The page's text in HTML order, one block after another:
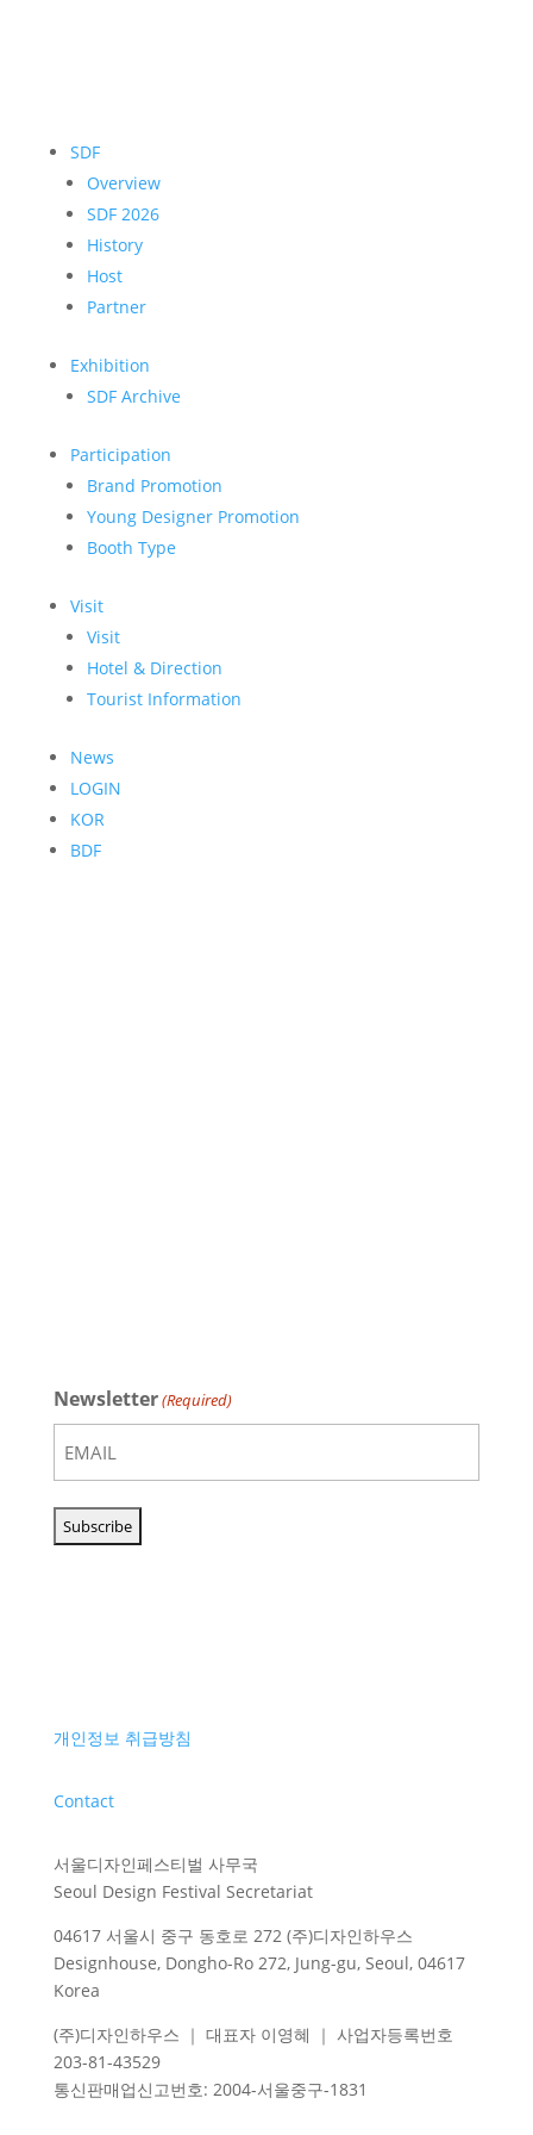
SDF
Overview
SDF 2026
History
Host
Partner
Exhibition
SDF Archive
Participation
Brand Promotion
Young Designer Promotion
Booth Type
Visit
Visit
Hotel & Direction
Tourist Information
News
LOGIN
KOR
BDF
Newsletter(Required)
개인정보 취급방침
Contact
서울디자인페스티벌 사무국
Seoul Design Festival Secretariat
04617 서울시 중구 동호로 272 (주)디자인하우스
Designhouse, Dongho-Ro 272, Jung-gu, Seoul, 04617
Korea
(주)디자인하우스 ｜ 대표자 이영혜 ｜ 사업자등록번호
203-81-43529
통신판매업신고번호: 2004-서울중구-1831